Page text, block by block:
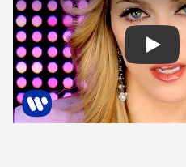
Play